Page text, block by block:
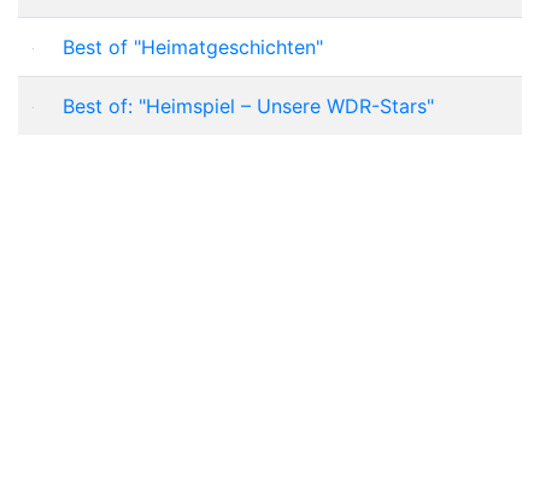
Best of "Heimatgeschichten"
Best of: "Heimspiel – Unsere WDR-Stars"